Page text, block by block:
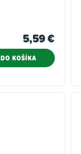
5,59 €
DO KOŠÍKA